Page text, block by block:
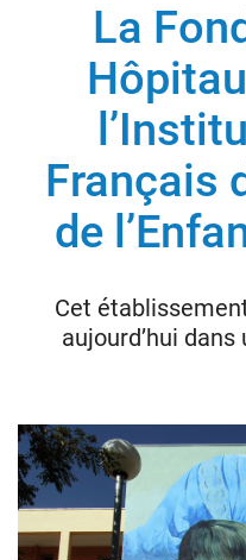
La
Français
de
Cet
aujourd’hui